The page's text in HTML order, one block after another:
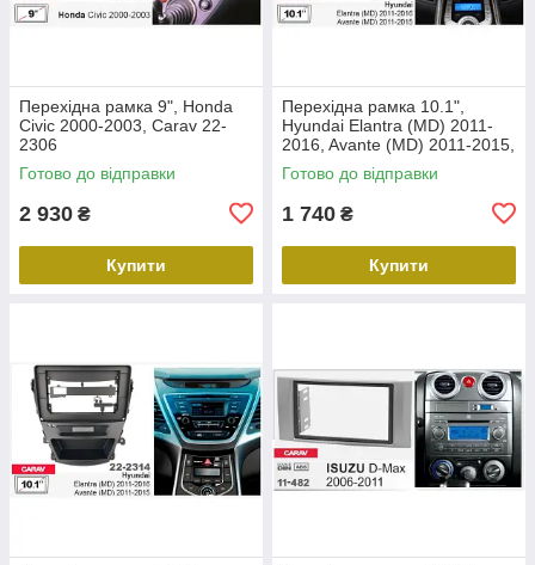
Перехідна рамка 9", Honda
Civic 2000-2003, Carav 22-
2306
Готово до відправки
2 930 ₴
Купити
Перехідна рамка 10.1",
Hyundai Elantra (MD) 2011-
2016, Avante (MD) 2011-2015,
Carav 22-2312
Готово до відправки
1 740 ₴
Купити